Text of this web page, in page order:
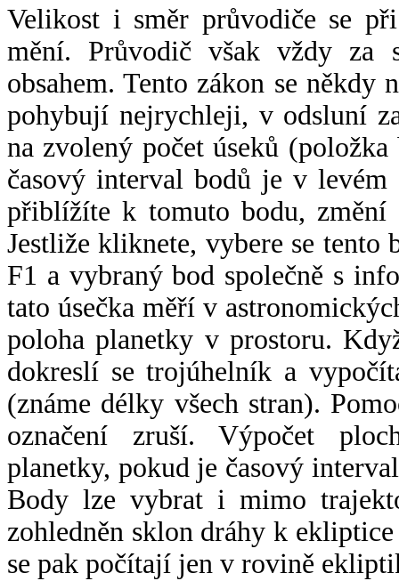
Velikost i směr průvodiče se
mění. Průvodič však vždy za
obsahem. Tento zákon se někdy
pohybují nejrychleji, v odsluní
na zvolený počet úseků
časový interval bodů je v
přiblížíte k tomuto bodu,
Jestliže kliknete, vybere se tento
F1 a vybraný bod společně s
tato úsečka měří v
poloha planetky v prostoru.
dokreslí se trojúhelník a
(známe délky všech stran).
označení zruší. Výpočet
planetky, pokud je časový
Body lze vybrat i mimo
zohledněn sklon dráhy k
se pak počítají jen v rovině